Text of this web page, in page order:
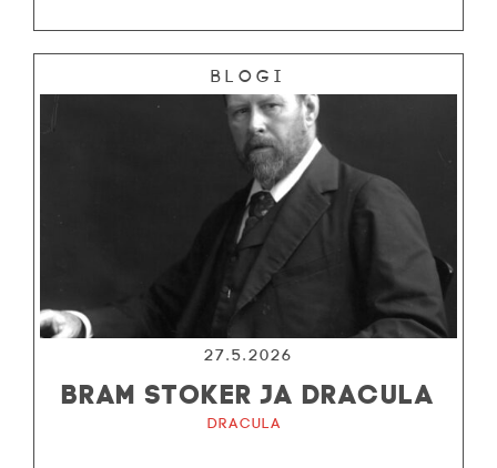
Blogi
27.5.2026
BRAM STOKER JA DRACULA
Dracula